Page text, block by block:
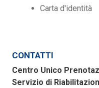
Carta d'identità
CONTATTI
Centro Unico
Servizio di